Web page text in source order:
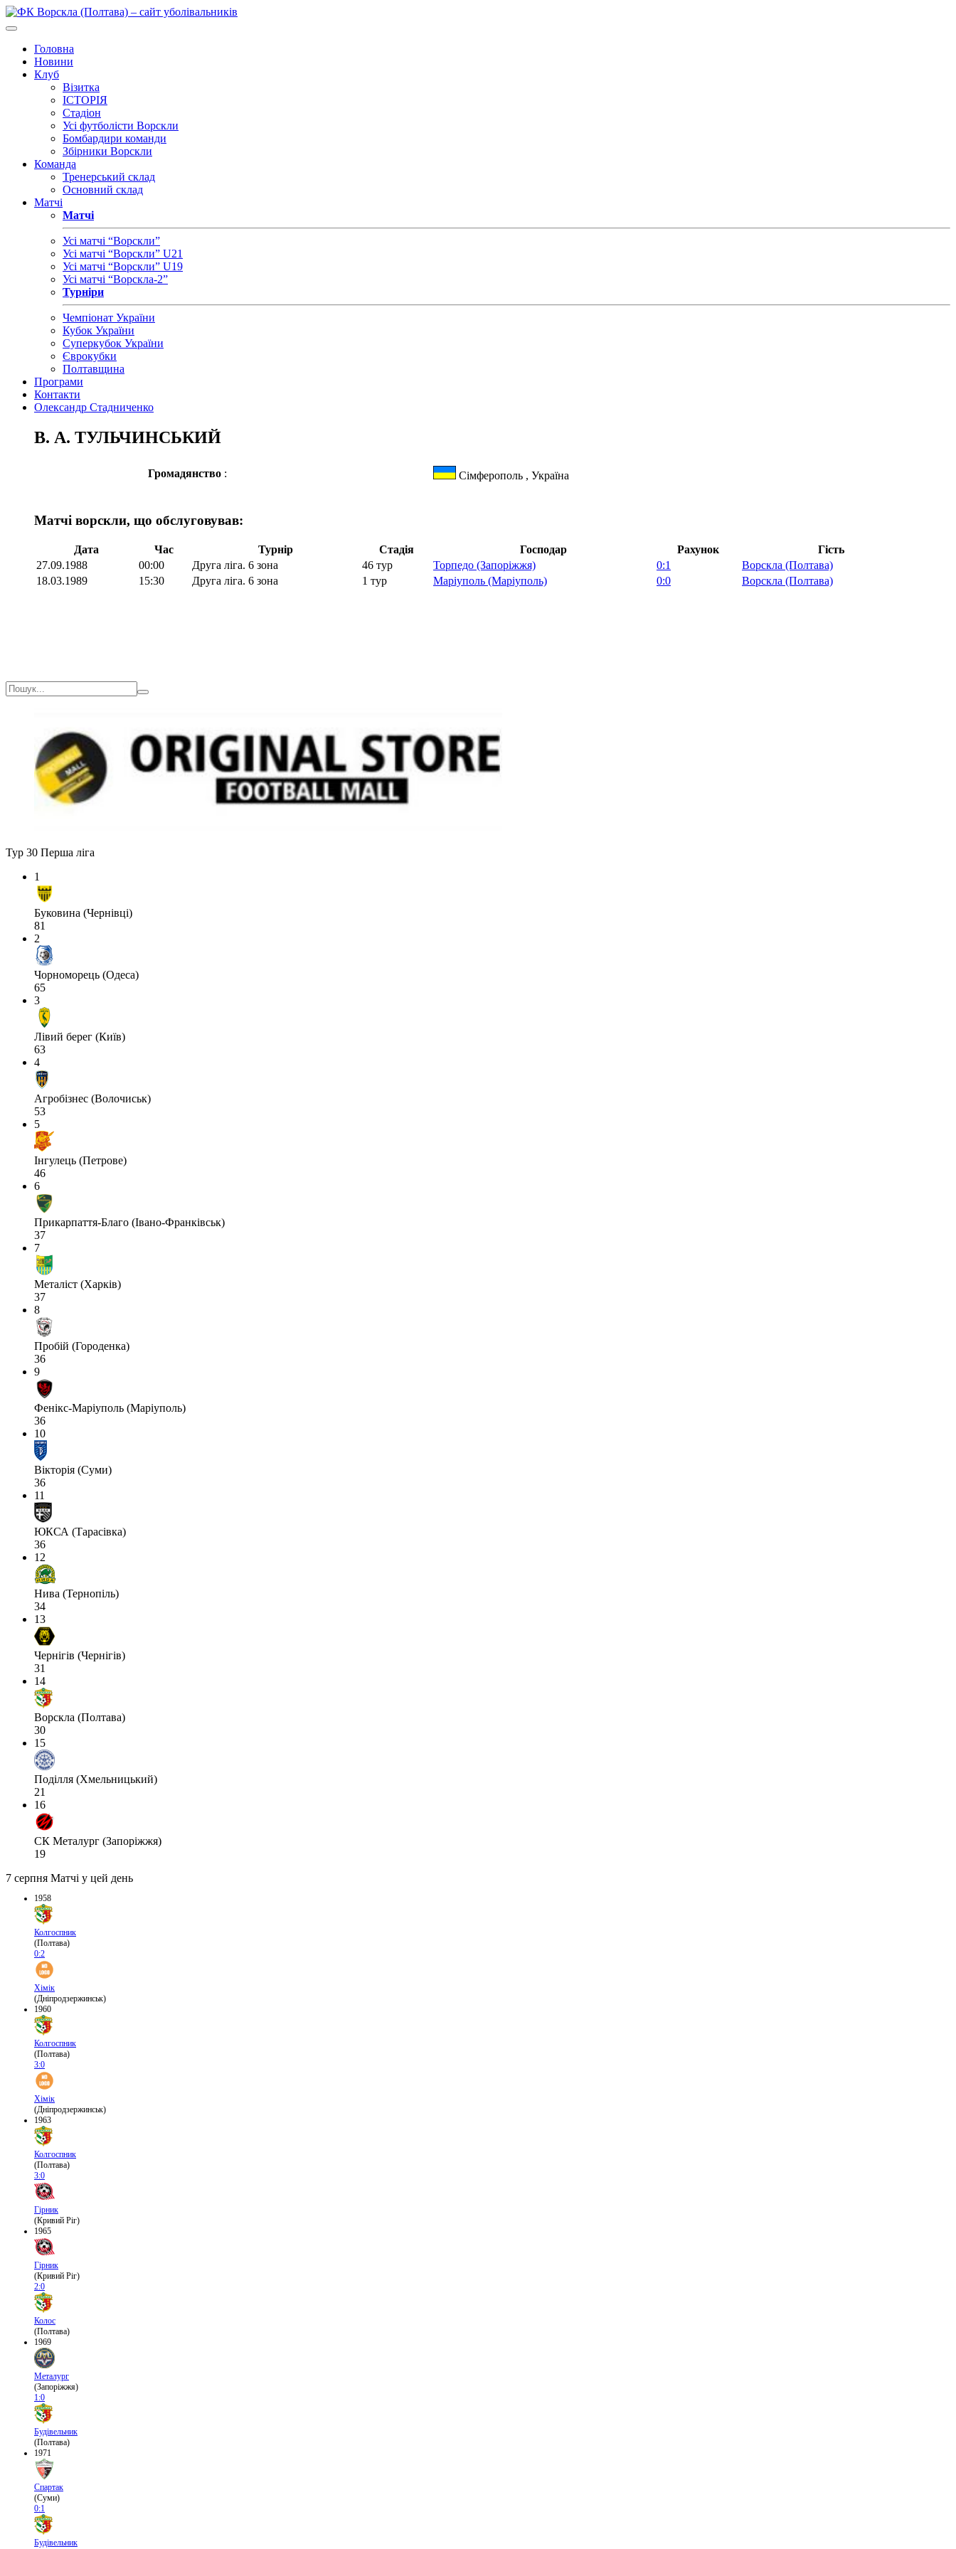
Головна
Новини
Клуб
Візитка
ІСТОРІЯ
Стадіон
Усі футболісти Ворскли
Бомбардири команди
Збірники Ворскли
Команда
Тренерський склад
Основний склад
Матчі
Матчі
Усі матчі “Ворскли”
Усі матчі “Ворскли” U21
Усі матчі “Ворскли” U19
Усі матчі “Ворскла-2”
Турніри
Чемпіонат України
Кубок України
Суперкубок України
Єврокубки
Полтавщина
Програми
Контакти
Олександр Стадниченко
В. А. ТУЛЬЧИНСЬКИЙ
Громадянство : Сімферополь , Україна
Матчі ворскли, що обслуговував:
Дата Час Турнір Стадія Господар Рахунок
Гість
27.09.1988
00:00 Друга ліга. 6 зона 46 тур Торпедо (Запоріжжя) 0:1
Ворскла (Полтава)
18.03.1989
15:30 Друга ліга. 6 зона 1 тур Маріуполь (Маріуполь) 0:0 Ворскла (Полтава)
Тур 30 Перша ліга
1
Буковина (Чернівці)
81
2
Чорноморець (Одеса)
65
3
Лівий берег (Київ)
63
4
Агробізнес (Волочиськ)
53
5
Інгулець (Петрове)
46
6
Прикарпаття-Благо (Івано-Франківськ)
37
7
Металіст (Харків)
37
8
Пробій (Городенка)
36
9
Фенікс-Маріуполь (Маріуполь)
36
10
Вікторія (Суми)
36
11
ЮКСА (Тарасівка)
36
12
Нива (Тернопіль)
34
13
Чернігів (Чернігів)
31
14
Ворскла (Полтава)
30
15
Поділля (Хмельницький)
21
16
СК Металург (Запоріжжя)
19
7 серпня Матчі у цей день
1958
Колгоспник
(Полтава)
0:2
Хімік
(Дніпродзержинськ)
1960
Колгоспник
(Полтава)
3:0
Хімік
(Дніпродзержинськ)
1963
Колгоспник
(Полтава)
3:0
Гірник
(Кривий Ріг)
1965
Гірник
(Кривий Ріг)
2:0
Колос
(Полтава)
1969
Металург
(Запоріжжя)
1:0
Будівельник
(Полтава)
1971
Спартак
(Суми)
0:1
Будівельник